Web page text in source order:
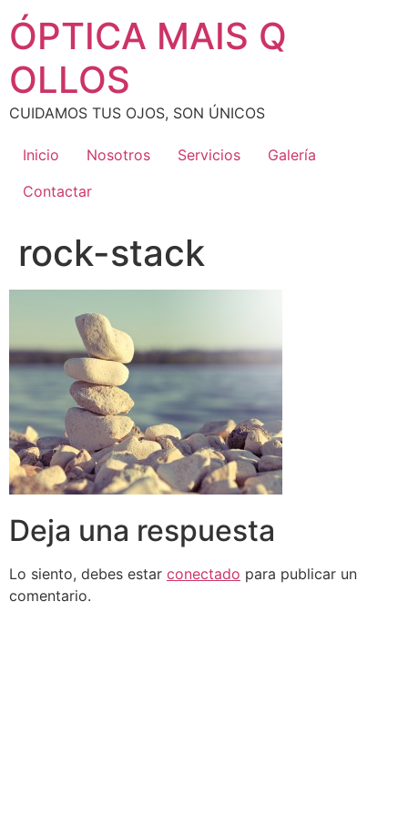
contenido
ÓPTICA MAIS Q
OLLOS
CUIDAMOS TUS OJOS, SON ÚNICOS
Inicio Nosotros Servicios
Galería
Contactar
rock-stack
Deja una respuesta
Lo siento, debes estar conectado para publicar un
comentario.